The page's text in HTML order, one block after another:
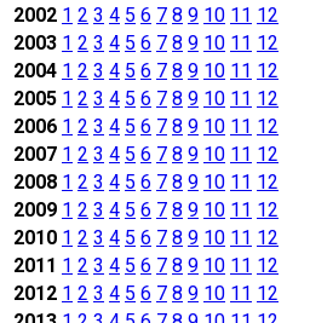
2002 1 2 3 4 5 6 7 8 9 10 11 12
2003 1 2 3 4 5 6 7 8 9 10 11 12
2004 1 2 3 4 5 6 7 8 9 10 11 12
2005 1 2 3 4 5 6 7 8 9 10 11 12
2006 1 2 3 4 5 6 7 8 9 10 11 12
2007 1 2 3 4 5 6 7 8 9 10 11 12
2008 1 2 3 4 5 6 7 8 9 10 11 12
2009 1 2 3 4 5 6 7 8 9 10 11 12
2010 1 2 3 4 5 6 7 8 9 10 11 12
2011 1 2 3 4 5 6 7 8 9 10 11 12
2012 1 2 3 4 5 6 7 8 9 10 11 12